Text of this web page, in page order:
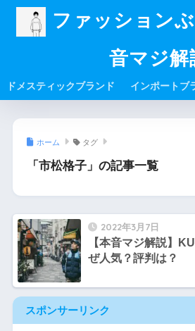
ファッション
音マジ解
ドメスティックブランド インポートブ
ホーム タグ
「市松格子」の記事一覧
2022年3月7日
【本音マジ解説】
ぜ人気？評判は？
スポンサーリンク